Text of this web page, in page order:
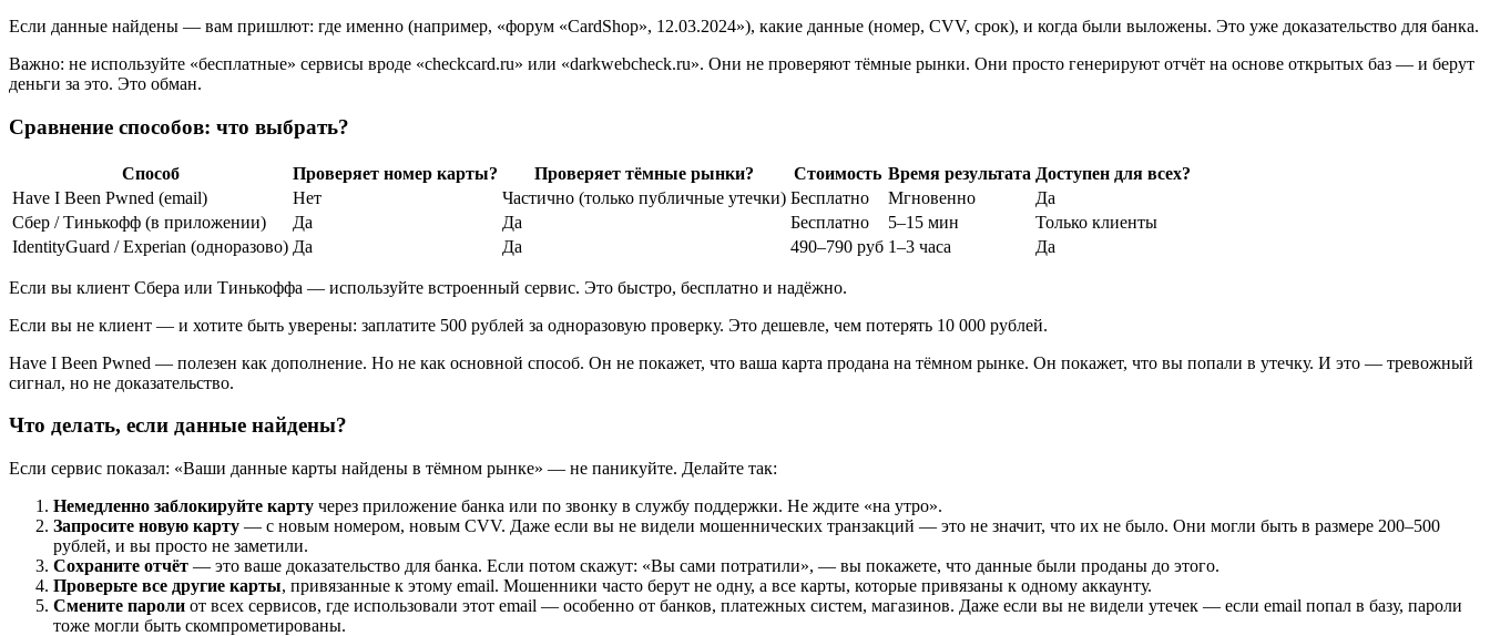
Если данные найдены — вам пришлют: где именно (например, «форум «CardShop», 12.03.2024»), какие данные (номер, CVV, срок), и когда были выложены. Это уже доказательство для банка.
Важно: не используйте «бесплатные» сервисы вроде «checkcard.ru» или «darkwebcheck.ru». Они не проверяют тёмные рынки. Они просто генерируют отчёт на основе открытых баз — и берут
деньги за это. Это обман.
Сравнение способов: что выбрать?
Способ Проверяет номер карты? Проверяет тёмные рынки? Стоимость Время результата Доступен для всех?
Have I Been Pwned (email)
Нет Частично (только публичные утечки) Бесплатно Мгновенно
Да
Сбер / Тинькофф (в приложении)
Да Да Бесплатно 5–15 мин
Только клиенты
IdentityGuard / Experian (одноразово) Да Да 490–790 руб 1–3 часа Да
Если вы клиент Сбера или Тинькоффа — используйте встроенный сервис. Это быстро, бесплатно и надёжно.
Если вы не клиент — и хотите быть уверены: заплатите 500 рублей за одноразовую проверку. Это дешевле, чем потерять 10 000 рублей.
Have I Been Pwned — полезен как дополнение. Но не как основной способ. Он не покажет, что ваша карта продана на тёмном рынке. Он покажет, что вы попали в утечку. И это — тревожный
сигнал, но не доказательство.
Что делать, если данные найдены?
Если сервис показал: «Ваши данные карты найдены в тёмном рынке» — не паникуйте. Делайте так:
Немедленно заблокируйте карту через приложение банка или по звонку в службу поддержки. Не ждите «на утро».
Запросите новую карту — с новым номером, новым CVV. Даже если вы не видели мошеннических транзакций — это не значит, что их не было. Они могли быть в размере 200–500
рублей, и вы просто не заметили.
Сохраните отчёт — это ваше доказательство для банка. Если потом скажут: «Вы сами потратили», — вы покажете, что данные были проданы до этого.
Проверьте все другие карты, привязанные к этому email. Мошенники часто берут не одну, а все карты, которые привязаны к одному аккаунту.
Смените пароли от всех сервисов, где использовали этот email — особенно от банков, платежных систем, магазинов. Даже если вы не видели утечек — если email попал в базу, пароли
тоже могли быть скомпрометированы.